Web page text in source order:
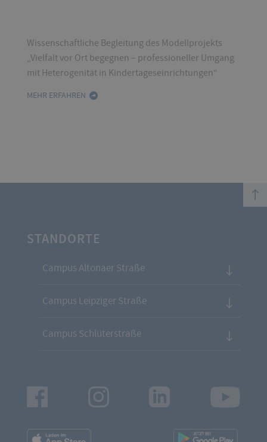
Wissenschaftliche Begleitung des Modellprojekts
„Vielfalt vor Ort begegnen – professioneller Umgang
mit Heterogenität in Kindertageseinrichtungen“
MEHR ERFAHREN
top
STANDORTE
Campus Altonaer Straße
Campus Leipziger Straße
Campus Schlüterstraße
Instagram LinkedIn